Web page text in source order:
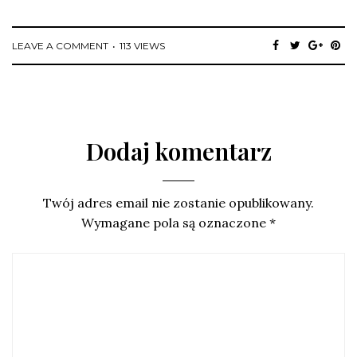
LEAVE A COMMENT 113 VIEWS
Dodaj komentarz
Twój adres email nie zostanie opublikowany.
Wymagane pola są oznaczone *